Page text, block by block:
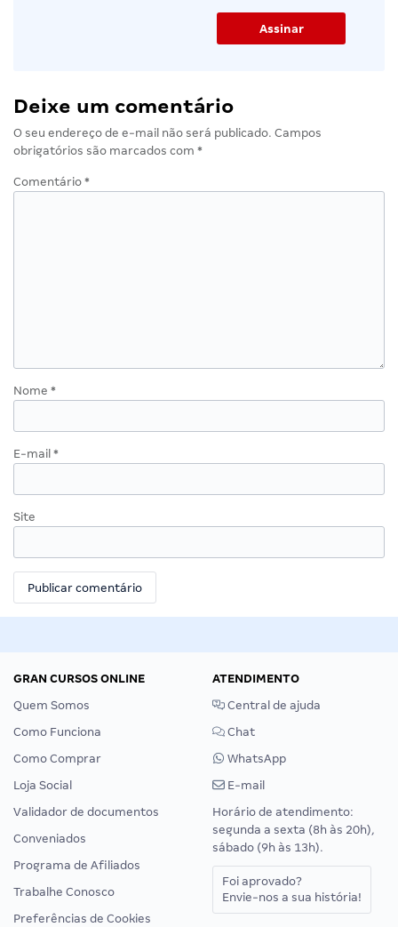
Deixe um comentário
O seu endereço de e-mail não será publicado. Campos
obrigatórios são marcados com *
Comentário *
Nome *
E-mail *
Site
GRAN CURSOS ONLINE
Quem Somos
Como Funciona
Como Comprar
Loja Social
Validador de documentos
Conveniados
Programa de Afiliados
Trabalhe Conosco
Preferências de Cookies
ATENDIMENTO
Central de ajuda
Chat
WhatsApp
E-mail
Horário de atendimento:
segunda a sexta (8h às 20h),
sábado (9h às 13h).
Foi aprovado?
Envie-nos a sua história!